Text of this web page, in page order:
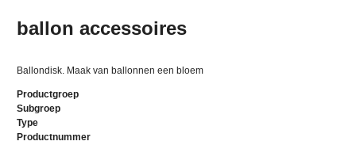
ballon accessoires
Ballondisk. Maak van ballonnen een bloem
Productgroep
Subgroep
Type
Productnummer